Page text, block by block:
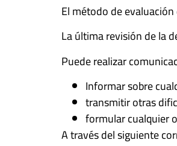
El método de
La última revisión de la
Puede realizar
Informar sobre
transmitir otras
formular cualquier
A través del siguiente